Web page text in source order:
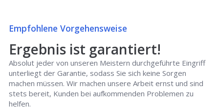
Empfohlene Vorgehensweise
Ergebnis ist garantiert!
Absolut jeder von unseren Meistern durchgeführte Eingriff
unterliegt der Garantie, sodass Sie sich keine Sorgen
machen müssen. Wir machen unsere Arbeit ernst und sind
stets bereit, Kunden bei aufkommenden Problemen zu
helfen.